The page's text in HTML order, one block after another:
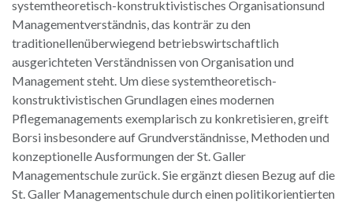
systemtheoretisch-konstruktivistisches Organisationsund
Managementverständnis, das konträr zu den
traditionellenüberwiegend betriebswirtschaftlich
ausgerichteten Verständnissen von Organisation und
Management steht. Um diese systemtheoretisch-
konstruktivistischen Grundlagen eines modernen
Pflegemanagements exemplarisch zu konkretisieren, greift
Borsi insbesondere auf Grundverständnisse, Methoden und
konzeptionelle Ausformungen der St. Galler
Managementschule zurück. Sie ergänzt diesen Bezug auf die
St. Galler Managementschule durch einen politikorientierten